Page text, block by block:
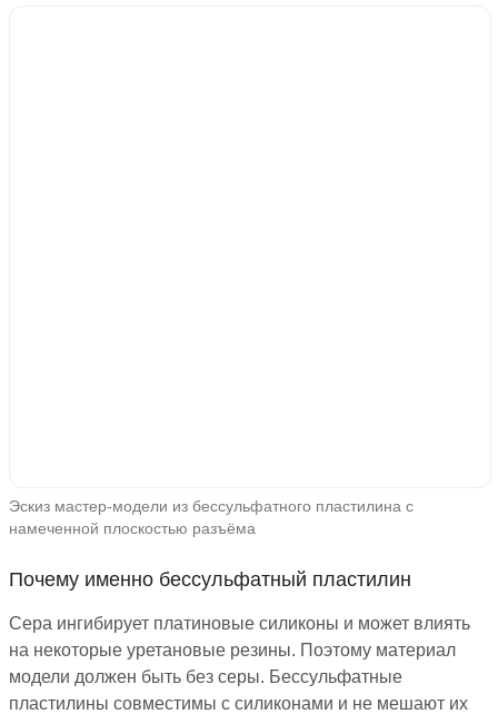
Эскиз мастер-модели из бессульфатного пластилина с
намеченной плоскостью разъёма
Почему именно бессульфатный пластилин
Сера ингибирует платиновые силиконы и может влиять
на некоторые уретановые резины. Поэтому материал
модели должен быть без серы. Бессульфатные
пластилины совместимы с силиконами и не мешают их